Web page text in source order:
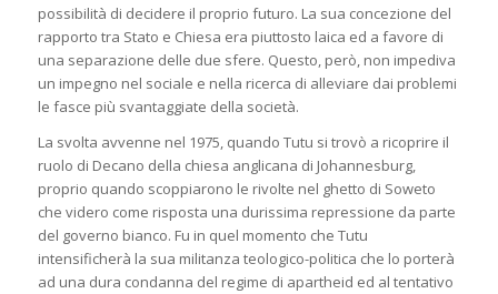
possibilità di decidere il proprio futuro. La sua concezione del
rapporto tra Stato e Chiesa era piuttosto laica ed a favore di
una separazione delle due sfere. Questo, però, non impediva
un impegno nel sociale e nella ricerca di alleviare dai problemi
le fasce più svantaggiate della società.
La svolta avvenne nel 1975, quando Tutu si trovò a ricoprire il
ruolo di Decano della chiesa anglicana di Johannesburg,
proprio quando scoppiarono le rivolte nel ghetto di Soweto
che videro come risposta una durissima repressione da parte
del governo bianco. Fu in quel momento che Tutu
intensificherà la sua militanza teologico-politica che lo porterà
ad una dura condanna del regime di apartheid ed al tentativo